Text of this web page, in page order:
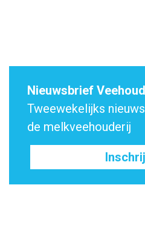
Nieuwsbrief
Tweewekelijks
de melkveehouderij